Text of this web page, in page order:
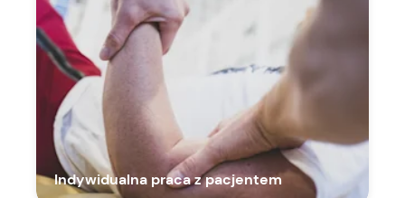
Indywidualna praca z pacjentem